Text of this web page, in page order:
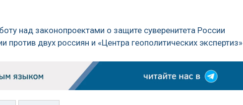
над законопроектами о защите суверенитета России
двух россиян и «Центра геополитических экспертиз»